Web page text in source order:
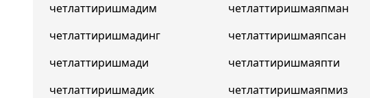
четлаттиришмадим
четлаттиришмадинг
четлаттиришмади
четлаттиришмадик
четлаттиришмаяпман
четлаттиришмаяпсан
четлаттиришмаяпти
четлаттиришмаяпмиз